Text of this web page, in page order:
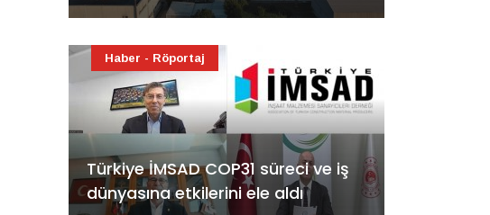
Türkiye İMSAD COP31 süreci ve iş
dünyasına etkilerini ele aldı
Haber - Röportaj